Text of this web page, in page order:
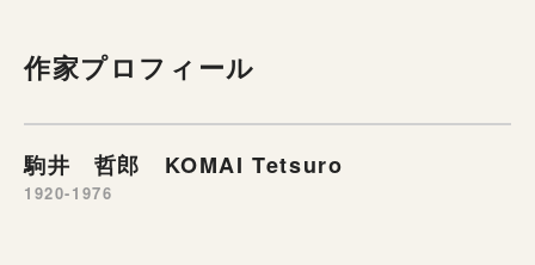
作家プロフィール
駒井 哲郎 KOMAI Tetsuro
1920-1976